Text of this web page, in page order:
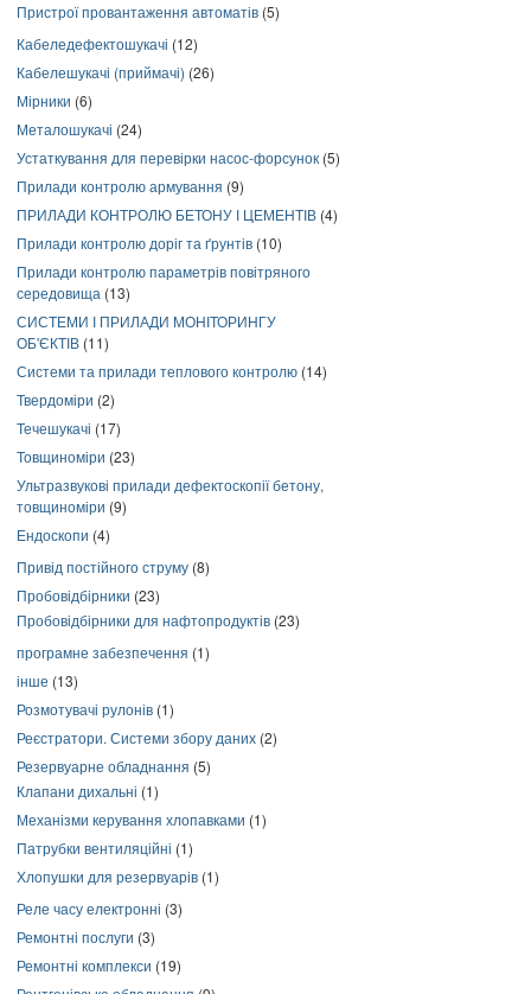
Пристрої провантаження автоматів (5)
Кабеледефектошукачі (12)
Кабелешукачі (приймачі) (26)
Мірники (6)
Металошукачі (24)
Устаткування для перевірки насос-форсунок (5)
Прилади контролю армування (9)
ПРИЛАДИ КОНТРОЛЮ БЕТОНУ І ЦЕМЕНТІВ (4)
Прилади контролю доріг та ґрунтів (10)
Прилади контролю параметрів повітряного
середовища (13)
СИСТЕМИ І ПРИЛАДИ МОНІТОРИНГУ
ОБ'ЄКТІВ (11)
Системи та прилади теплового контролю (14)
Твердоміри (2)
Течешукачі (17)
Товщиноміри (23)
Ультразвукові прилади дефектоскопії бетону,
товщиноміри (9)
Ендоскопи (4)
Привід постійного струму (8)
Пробовідбірники (23)
Пробовідбірники для нафтопродуктів (23)
програмне забезпечення (1)
інше (13)
Розмотувачі рулонів (1)
Реєстратори. Системи збору даних (2)
Резервуарне обладнання (5)
Клапани дихальні (1)
Механізми керування хлопавками (1)
Патрубки вентиляційні (1)
Хлопушки для резервуарів (1)
Реле часу електронні (3)
Ремонтні послуги (3)
Ремонтні комплекси (19)